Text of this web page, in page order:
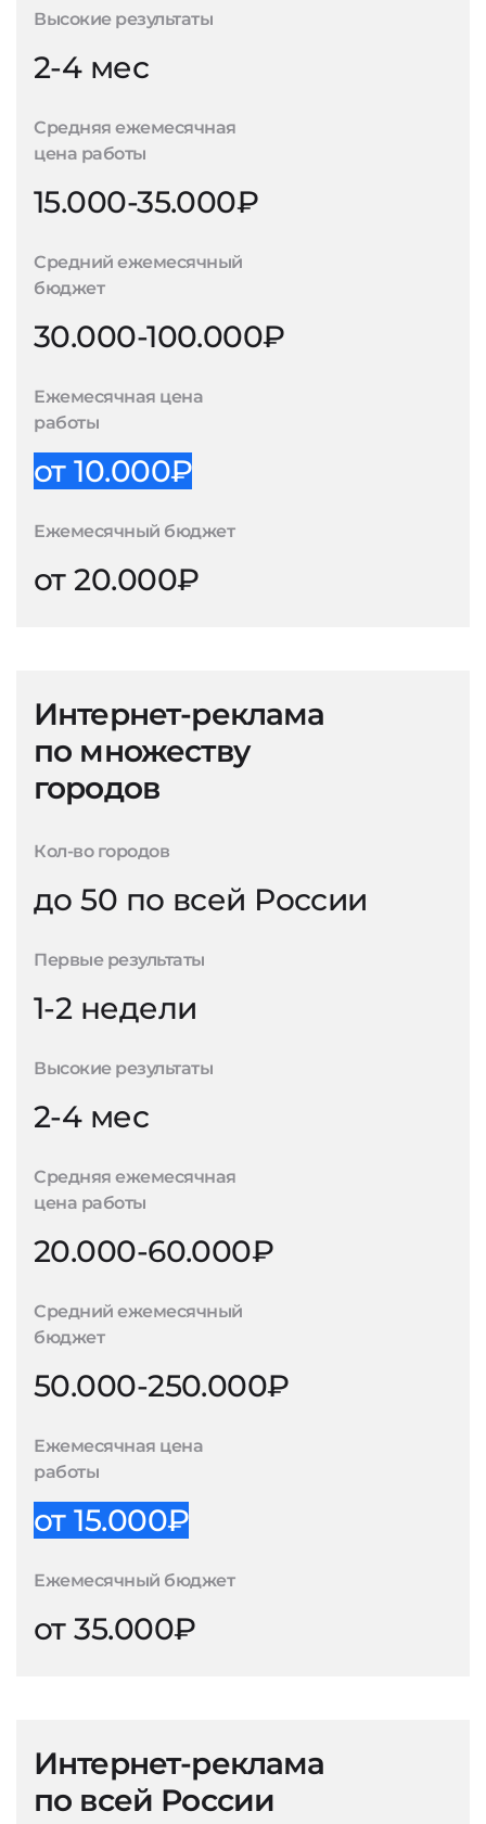
Высокие результаты
2-4 мес
Средняя ежемесячная
цена работы
15.000-35.000₽
Средний ежемесячный
бюджет
30.000-100.000₽
Ежемесячная цена
работы
от 10.000₽
Ежемесячный бюджет
от 20.000₽
Интернет-реклама
по множеству
городов
Кол-во городов
до 50 по всей России
Первые результаты
1-2 недели
Высокие результаты
2-4 мес
Средняя ежемесячная
цена работы
20.000-60.000₽
Средний ежемесячный
бюджет
50.000-250.000₽
Ежемесячная цена
работы
от 15.000₽
Ежемесячный бюджет
от 35.000₽
Интернет-реклама
по всей России